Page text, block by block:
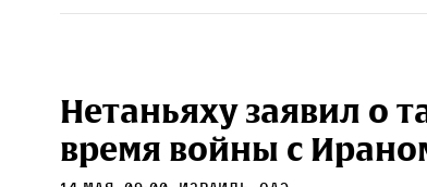
Нетаньяху заявил о
время войны с